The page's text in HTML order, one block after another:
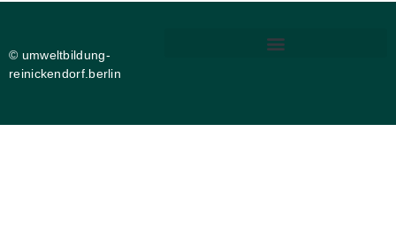
© umweltbildung-
reinickendorf.berlin